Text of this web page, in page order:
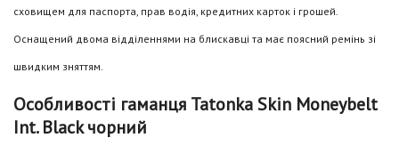
сховищем для паспорта, прав водія, кредитних карток і грошей.
Оснащений двома відділеннями на блискавці та має поясний ремінь зі
швидким зняттям.
Особливості гаманця Tatonka Skin Moneybelt
Int. Black чорний